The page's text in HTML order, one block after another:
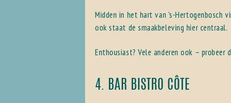
Midden in het hart van ’s-Hertogenbosch
ook staat de smaakbeleving hier centraal.
Enthousiast? Vele anderen ook – probeer
4. BAR BISTRO CÔTE